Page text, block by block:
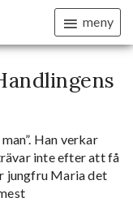
meny
Han verkar
inte efter att få
jungfru Maria det